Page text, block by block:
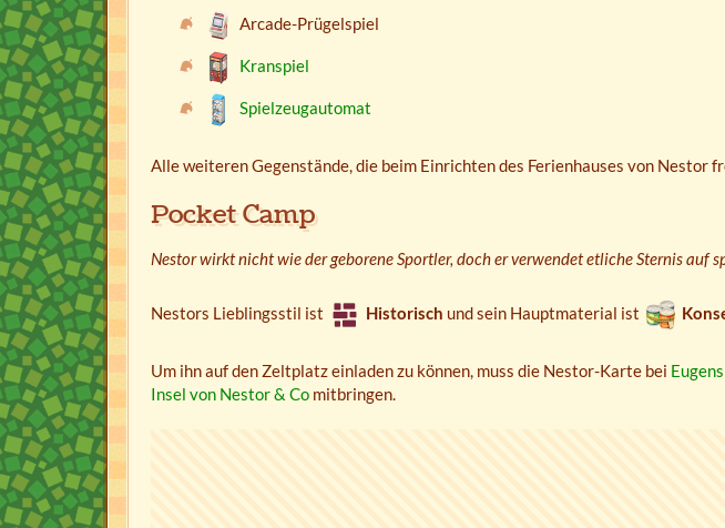
Arcade-Prügelspiel
Kranspiel
Spielzeugautomat
Alle weiteren Gegenstände, die beim Einrichten des Ferienhauses von Nestor
Pocket Camp
Nestor wirkt nicht wie der geborene Sportler, doch er verwendet etliche Sternis auf
Nestors Lieblingsstil ist Historisch und sein Hauptmaterial ist
Um ihn auf den Zeltplatz einladen zu können, muss die Nestor-Karte bei
Insel von Nestor & Comitbringen.